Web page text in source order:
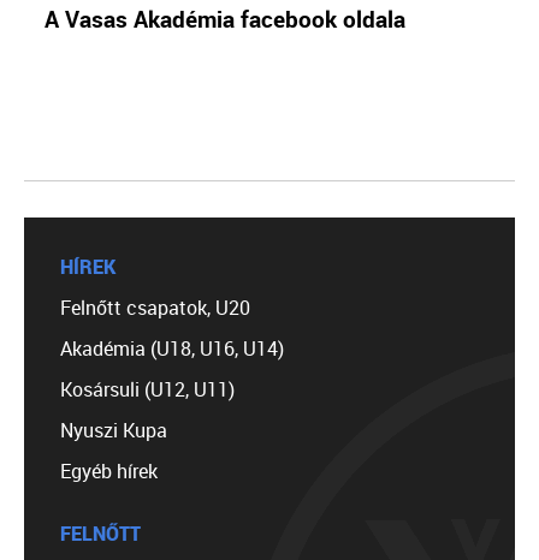
A Vasas Akadémia facebook oldala
HÍREK
Felnőtt csapatok, U20
Akadémia (U18, U16, U14)
Kosársuli (U12, U11)
Nyuszi Kupa
Egyéb hírek
FELNŐTT